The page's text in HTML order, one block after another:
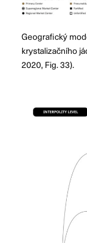
Geografický
krystalizačního
2020, Fig. 33).